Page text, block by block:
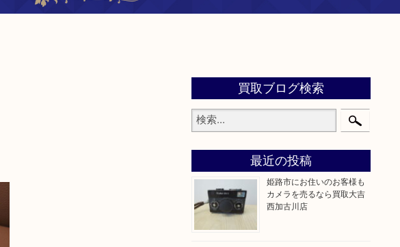
買取ブログ検索
最近の投稿
姫路市にお住いのお客様も
カメラを売るなら買取大吉
西加古川店